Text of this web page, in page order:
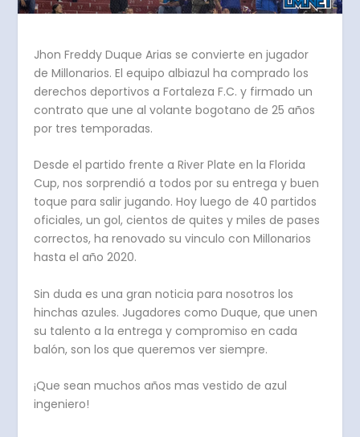
Jhon Freddy Duque Arias se convierte en jugador
de Millonarios. El equipo albiazul ha comprado los
derechos deportivos a Fortaleza F.C. y firmado un
contrato que une al volante bogotano de 25 años
por tres temporadas.
Desde el partido frente a River Plate en la Florida
Cup, nos sorprendió a todos por su entrega y buen
toque para salir jugando. Hoy luego de 40 partidos
oficiales, un gol, cientos de quites y miles de pases
correctos, ha renovado su vinculo con Millonarios
hasta el año 2020.
Sin duda es una gran noticia para nosotros los
hinchas azules. Jugadores como Duque, que unen
su talento a la entrega y compromiso en cada
balón, son los que queremos ver siempre.
¡Que sean muchos años mas vestido de azul
ingeniero!